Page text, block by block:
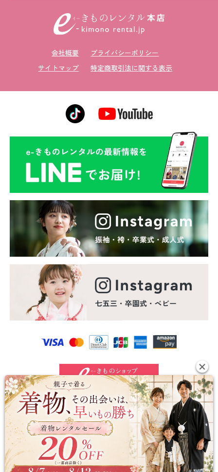
会社概要
プライバシーポリシー
サイトマップ
特定商取引法に関する表示